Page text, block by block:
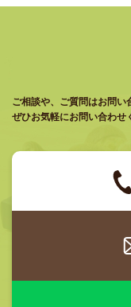
ご相談や、ご質問はお問い
ぜひお気軽にお問い合わせ